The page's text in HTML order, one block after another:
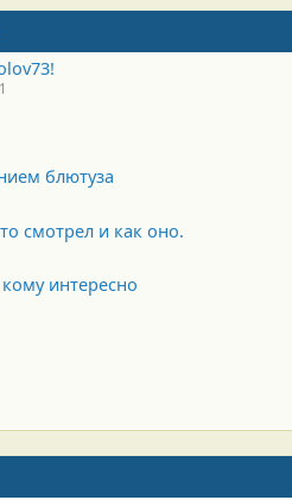
блютуза
смотрел и как оно.
интересно